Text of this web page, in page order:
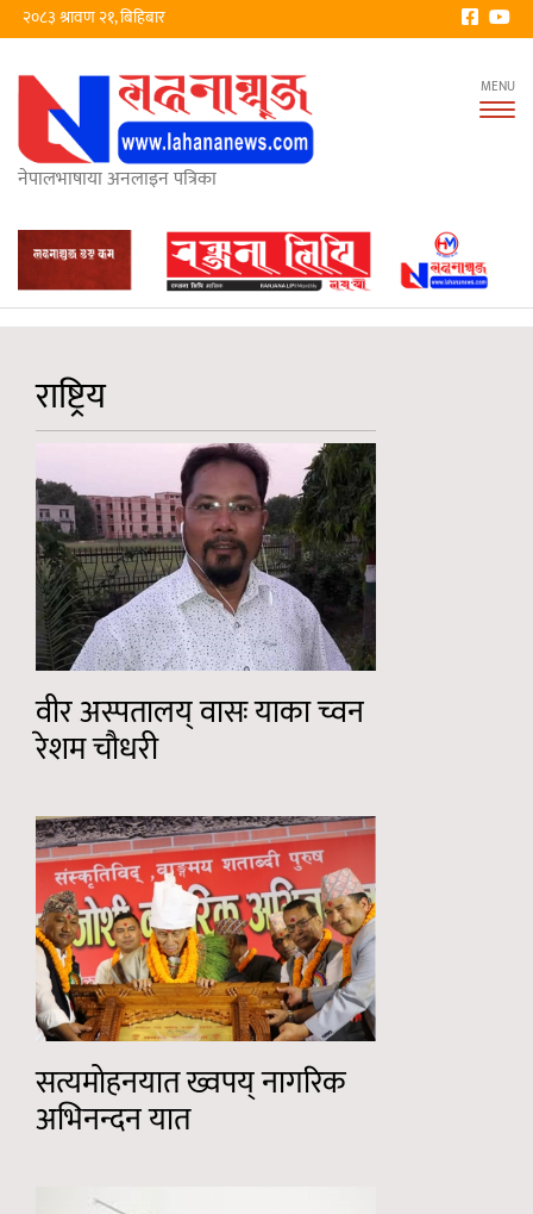
२०८३ श्रावण २१, बिहिबार
नेपालभाषाया अनलाइन पत्रिका
राष्ट्रिय
वीर अस्पतालय् वासः याका च्वन
रेशम चौधरी
सत्यमोहनयात ख्वपय् नागरिक
अभिनन्दन यात